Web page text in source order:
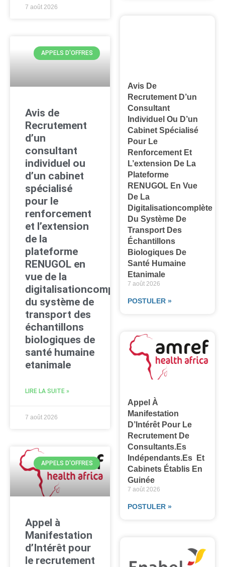
7 août 2026
APPELS D'OFFRES
Avis de
Recrutement
d’un
consultant
individuel ou
d’un cabinet
spécialisé
pour le
renforcement
et l’extension
de la
plateforme
RENUGOL en
vue de la
digitalisationcomplète
du système de
transport des
échantillons
biologiques de
santé humaine
etanimale
LIRE LA SUITE »
7 août 2026
APPELS D'OFFRES
Appel à
Manifestation
d’Intérêt pour
le recrutement
Avis De
Recrutement D’un
Consultant
Individuel Ou D’un
Cabinet Spécialisé
Pour Le
Renforcement Et
L’extension De La
Plateforme
RENUGOL En Vue
De La
Digitalisationcomplète
Du Système De
Transport Des
Échantillons
Biologiques De
Santé Humaine
Etanimale
7 août 2026
POSTULER »
Appel À
Manifestation
D’Intérêt Pour Le
Recrutement De
Consultants.es
Indépendants.es Et
Cabinets Établis En
Guinée
7 août 2026
POSTULER »